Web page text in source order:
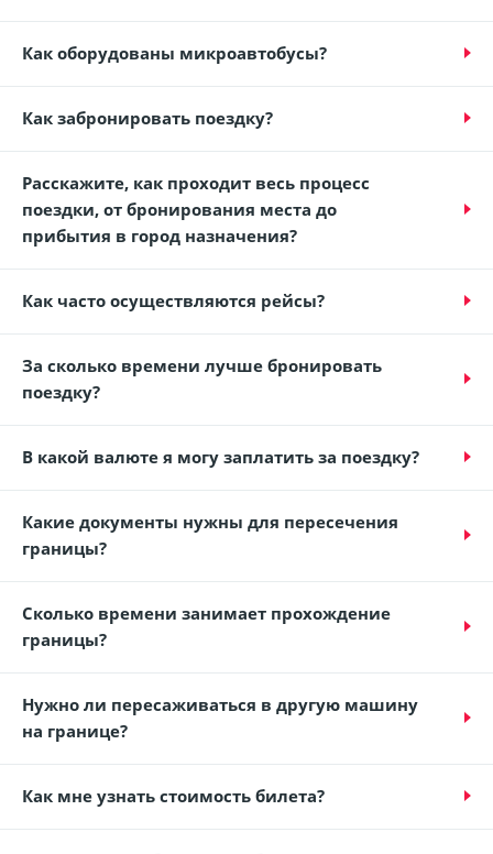
Как оборудованы микроавтобусы?
Как забронировать поездку?
Расскажите, как проходит весь процесс
поездки, от бронирования места до
прибытия в город назначения?
Как часто осуществляются рейсы?
За сколько времени лучше бронировать
поездку?
В какой валюте я могу заплатить за поездку?
Какие документы нужны для пересечения
границы?
Сколько времени занимает прохождение
границы?
Нужно ли пересаживаться в другую машину
на границе?
Как мне узнать стоимость билета?